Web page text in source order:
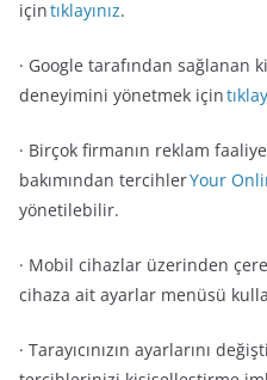
içintıklayınız.
· Google tarafından sağlanan
deneyimini yönetmek için
· Birçok firmanın reklam
bakımından tercihlerYour
yönetilebilir.
· Mobil cihazlar üzerinden
cihaza ait ayarlar menüsü
· Tarayıcınızın ayarlarını